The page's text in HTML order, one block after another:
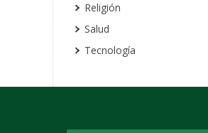
Religión
Salud
Tecnología